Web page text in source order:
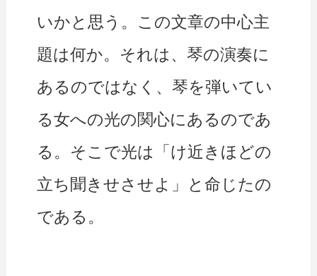
いかと思う。この文章の中心主
題は何か。それは、琴の演奏に
あるのではなく、琴を弾いてい
る女への光の関心にあるのであ
る。そこで光は「け近きほどの
立ち聞きせさせよ」と命じたの
である。